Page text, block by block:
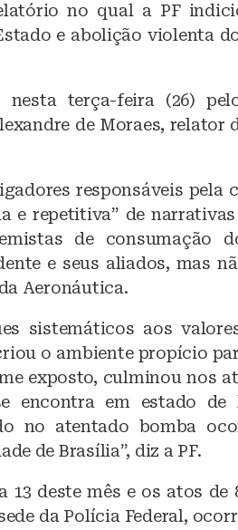
no qual a PF
e abolição violenta
terça-feira (26)
de Moraes,
responsáveis pela
e repetitiva” de
de consumação
e seus aliados, mas
Aeronáutica.
sistemáticos aos
o ambiente propício
exposto, culminou nos
encontra em estado de
no atentado bomba
de Brasília”, diz a PF.
deste mês e os atos de
da Polícia Federal,